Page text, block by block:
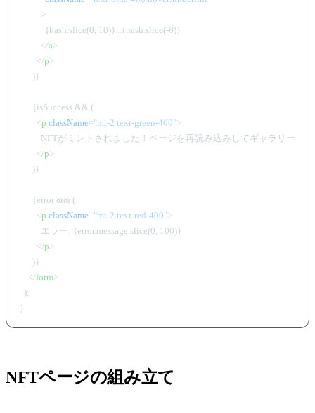
          >
            {hash.slice(0, 10)}...{hash.slice(-8)}
</a>
</p>
      )}
      {isSuccess && (
<p className="mt-2 text-green-400">
NFTがミントされました！ページを再読み込みしてギャラリーを
</p>
      )}
      {error && (
<p className="mt-2 text-red-400">
          エラー: {error.message.slice(0, 100)}
</p>
      )}
</form>
  );
NFTページの組み立て